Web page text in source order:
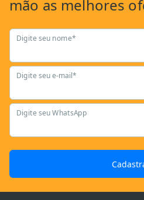
mão as melhores
Digite seu nome*
Digite seu e-mail*
Digite seu WhatsApp